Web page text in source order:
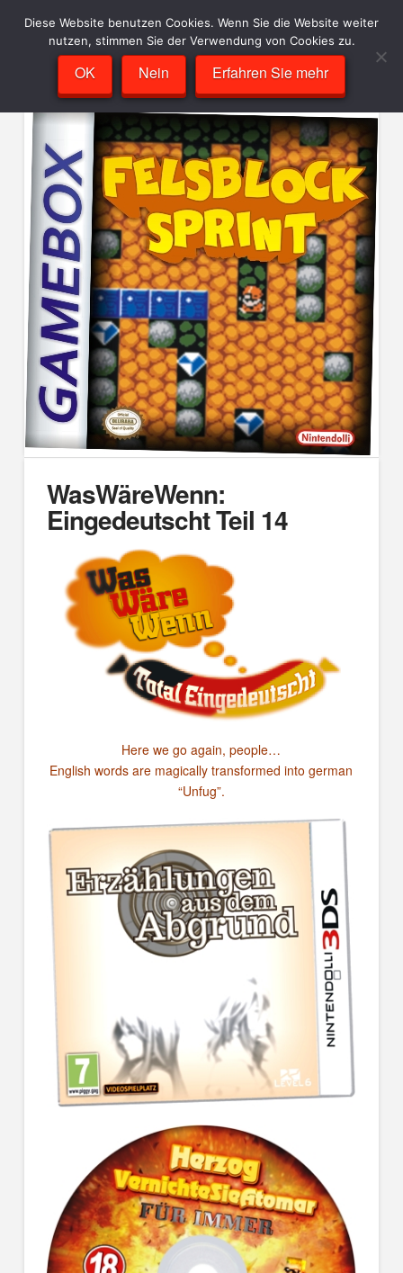
WasWäreWenn:
Eingedeutscht Teil 14
Here we go again, people…
English words are magically transformed into german
“Unfug”.
Diese Website benutzen Cookies. Wenn Sie die Website weiter
nutzen, stimmen Sie der Verwendung von Cookies zu.
OK Nein Erfahren Sie mehr